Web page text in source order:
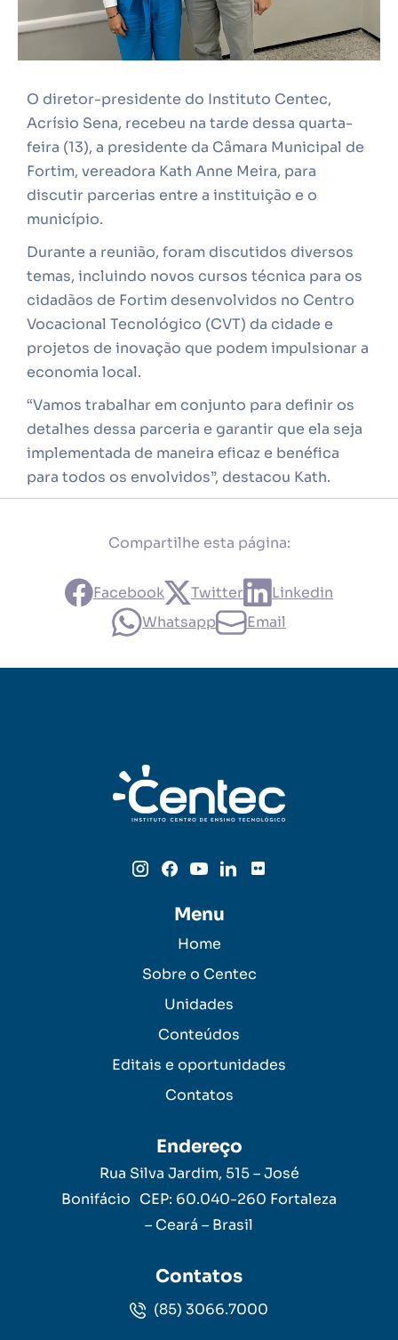
O diretor-presidente do Instituto Centec,
Acrísio Sena, recebeu na tarde dessa quarta-
feira (13), a presidente da Câmara Municipal de
Fortim, vereadora Kath Anne Meira, para
discutir parcerias entre a instituição e o
município.
Durante a reunião, foram discutidos diversos
temas, incluindo novos cursos técnica para os
cidadãos de Fortim desenvolvidos no Centro
Vocacional Tecnológico (CVT) da cidade e
projetos de inovação que podem impulsionar a
economia local.
“Vamos trabalhar em conjunto para definir os
detalhes dessa parceria e garantir que ela seja
implementada de maneira eficaz e benéfica
para todos os envolvidos”, destacou Kath.
Compartilhe esta página:
Facebook Twitter
Linkedin
Whatsapp
Email
Menu
Home
Sobre o Centec
Unidades
Conteúdos
Editais e oportunidades
Contatos
Endereço
Rua Silva Jardim, 515 – José
Bonifácio CEP: 60.040-260 Fortaleza
– Ceará – Brasil
Contatos
(85) 3066.7000